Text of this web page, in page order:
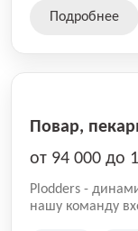
Подробнее
Повар,
от 94 000 до
Plodders -
нашу команду